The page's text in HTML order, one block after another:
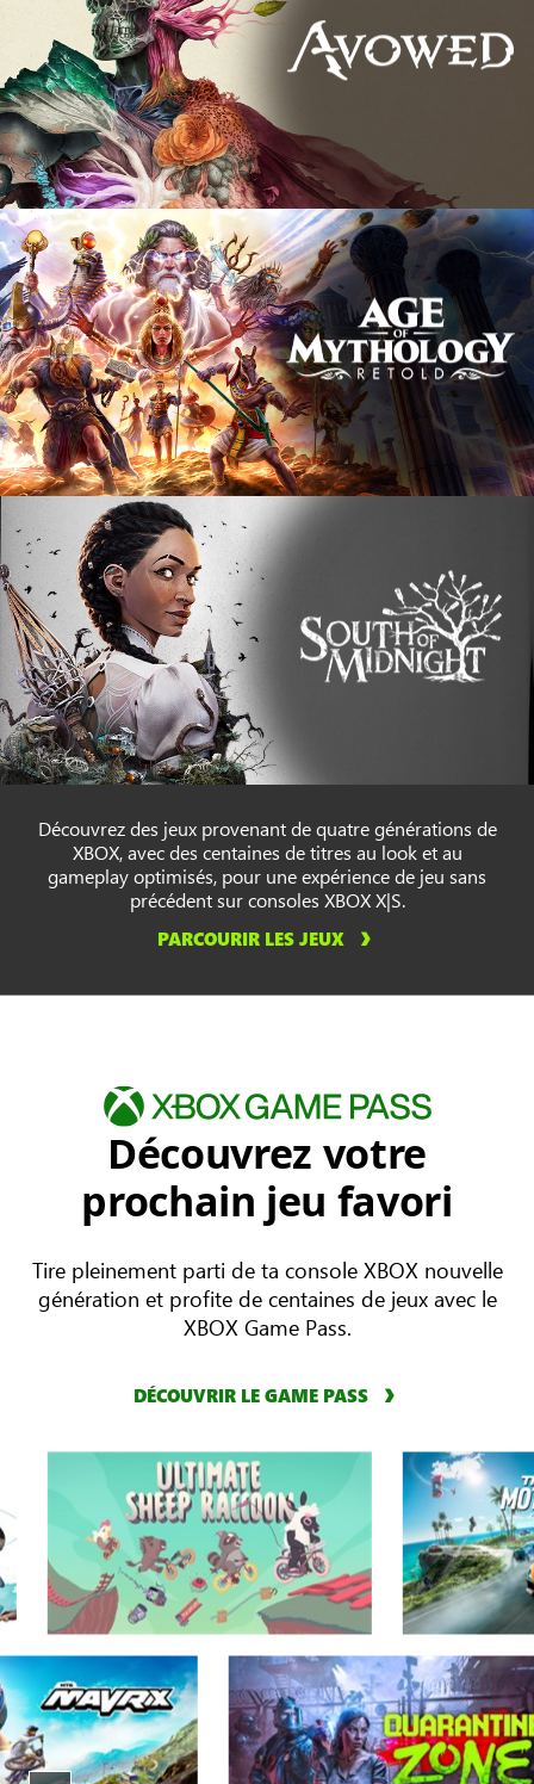
Découvrez des jeux provenant de quatre générations de
XBOX, avec des centaines de titres au look et au
gameplay optimisés, pour une expérience de jeu sans
précédent sur consoles XBOX X|S.
PARCOURIR LES JEUX
Découvrez votre
prochain jeu favori
Tire pleinement parti de ta console XBOX nouvelle
génération et profite de centaines de jeux avec le
XBOX Game Pass.
DÉCOUVRIR LE GAME PASS